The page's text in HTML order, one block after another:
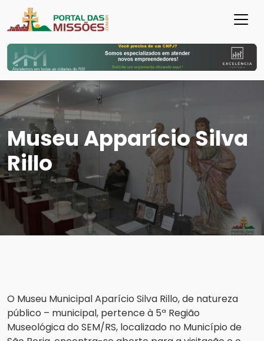
Museu Apparício Silva
Rillo
O Museu Municipal Aparício Silva Rillo, de natureza
público – municipal, pertence à 5ª Região
Museológica do SEM/RS, localizado no Município de